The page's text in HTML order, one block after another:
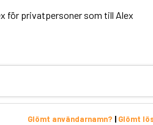
för privatpersoner som till Alex
Glömt användarnamn? | Glömt